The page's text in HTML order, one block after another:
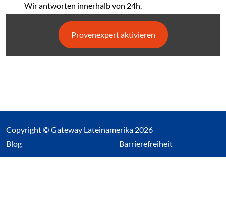
Wir antworten innerhalb von 24h.
Provenexpert aktivieren
Copyright © Gateway Lateinamerika 2026
Blog(Link öffnet einen neuen Tab)
Über uns
Barrierefreiheit
Impressum